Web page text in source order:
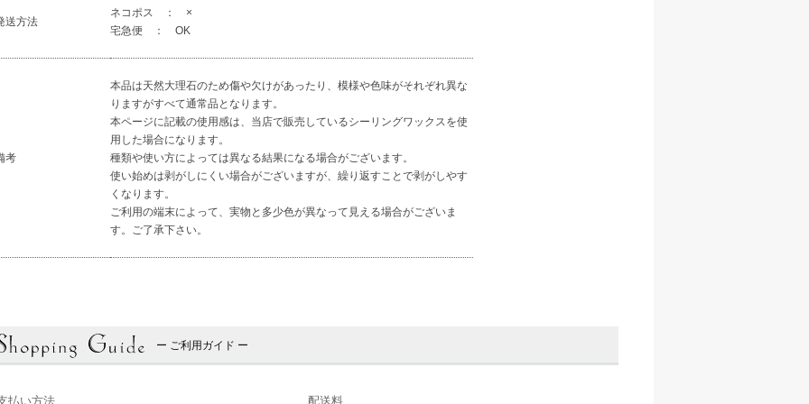
送方法
ネコポス ： ×
宅急便 ： OK
考
本品は天然大理石のため傷や欠けがあったり、模様や色味がそれぞれ異な
りますがすべて通常品となります。
本ページに記載の使用感は、当店で販売しているシーリングワックスを使
用した場合になります。
種類や使い方によっては異なる結果になる場合がございます。
使い始めは剥がしにくい場合がございますが、繰り返すことで剥がしやす
くなります。
ご利用の端末によって、実物と多少色が異なって見える場合がございま
す。ご了承下さい。
ー ご利用ガイド ー
払い方法 配送料